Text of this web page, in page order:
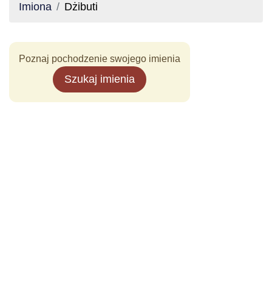
Imiona Dżibuti
Poznaj pochodzenie swojego imienia
Szukaj imienia